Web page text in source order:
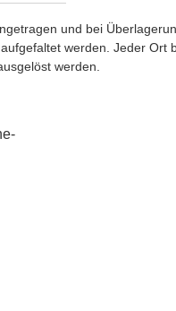
und bei
werden. Jeder Ort
werden.